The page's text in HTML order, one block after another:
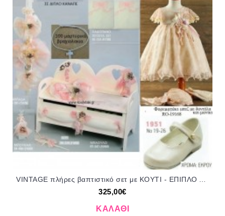
VINTAGE πλήρες βαπτιστικό σετ με ΚΟΥΤΙ - ΕΠΙΠΛΟ ΔΙΠΛΟΣ ΚΑΝΑΠΕΣ ΞΥΛΙΝΟ Νο 81333 325€!!!!
325,00€
ΚΑΛΆΘΙ